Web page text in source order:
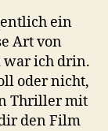
ein
Art von
war ich drin.
oder nicht,
Thriller mit
den Film